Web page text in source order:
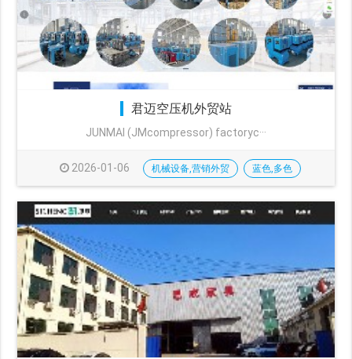
君迈空压机外贸站
JUNMAI (JMcompressor) factoryc···
2026-01-06 机械设备,营销外贸 蓝色,多色